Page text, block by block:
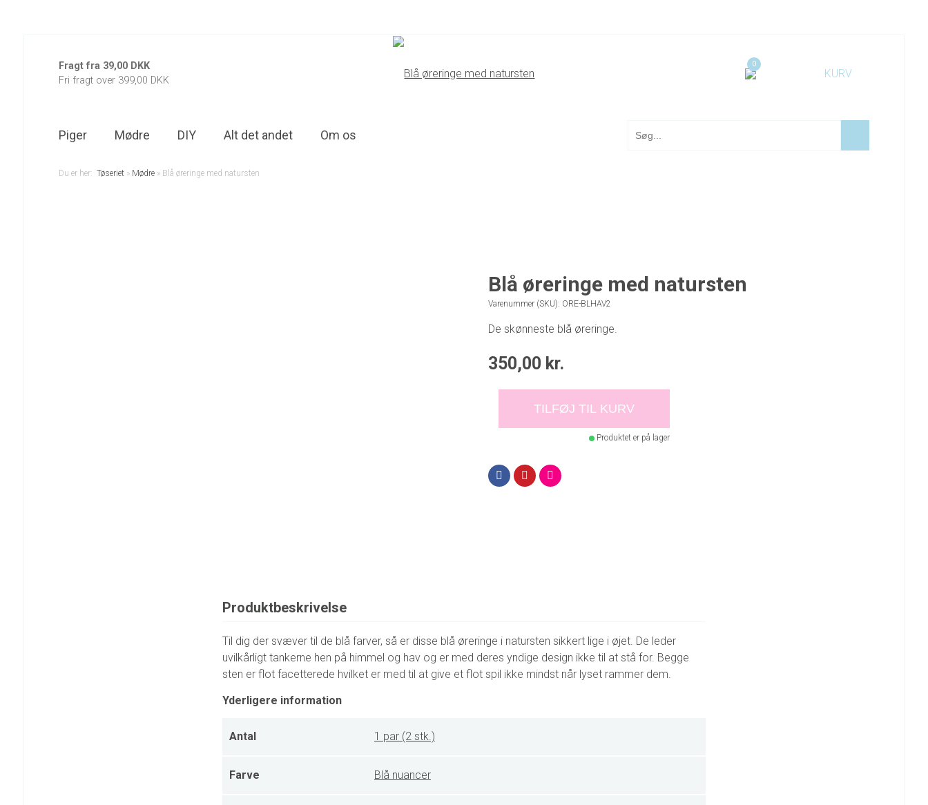
Fragt fra 39,00 DKK
Fri fragt over 399,00 DKK
0
Piger Mødre DIY Alt det andet Om os
Du er her: Tøseriet» Mødre» Blå øreringe med natursten
Blå øreringe med natursten
Varenummer (SKU): ORE-BLHAV2
De skønneste blå øreringe.
350,00 kr.
Produktet er på lager
TILFØJ TIL KURV
Produktbeskrivelse
Til dig der svæver til de blå farver, så er disse blå øreringe i natursten sikkert lige i øjet. De leder
uvilkårligt tankerne hen på himmel og hav og er med deres yndige design ikke til at stå for. Begge
sten er flot facetterede hvilket er med til at give et flot spil ikke mindst når lyset rammer dem.
Yderligere information
Antal 1 par (2 stk.)
Farve Blå nuancer